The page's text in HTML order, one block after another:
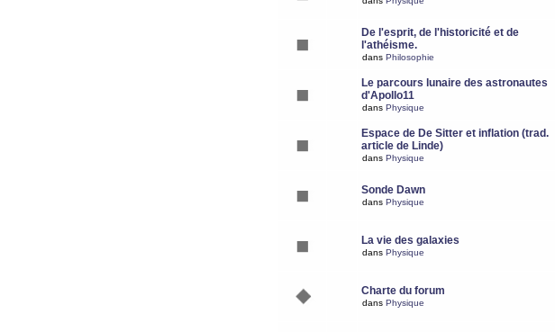
De l'esprit, de l'historicité et de
l'athéisme.
dans Philosophie
Le parcours lunaire des astronautes
d'Apollo11
dans Physique
Espace de De Sitter et inflation (trad.
article de Linde)
dans Physique
Sonde Dawn
dans Physique
La vie des galaxies
dans Physique
Charte du forum
dans Physique